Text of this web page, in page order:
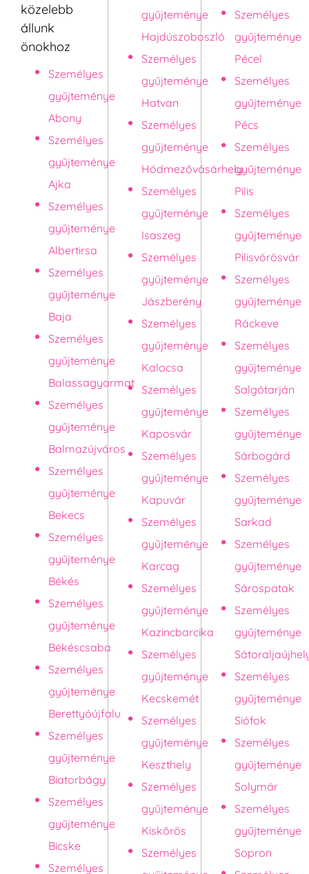
közelebb
állunk
önokhoz
Személyes
gyűjteménye
Abony
Személyes
gyűjteménye
Ajka
Személyes
gyűjteménye
Albertirsa
Személyes
gyűjteménye
Baja
Személyes
gyűjteménye
Balassagyarmat
Személyes
gyűjteménye
Balmazújváros
Személyes
gyűjteménye
Bekecs
Személyes
gyűjteménye
Békés
Személyes
gyűjteménye
Békéscsaba
Személyes
gyűjteménye
Berettyóújfalu
Személyes
gyűjteménye
Biatorbágy
Személyes
gyűjteménye
Bicske
Személyes
gyűjteménye
Hajdúszoboszló
Személyes
gyűjteménye
Hatvan
Személyes
gyűjteménye
Hódmezővásárhely
Személyes
gyűjteménye
Isaszeg
Személyes
gyűjteménye
Jászberény
Személyes
gyűjteménye
Kalocsa
Személyes
gyűjteménye
Kaposvár
Személyes
gyűjteménye
Kapuvár
Személyes
gyűjteménye
Karcag
Személyes
gyűjteménye
Kazincbarcika
Személyes
gyűjteménye
Kecskemét
Személyes
gyűjteménye
Keszthely
Személyes
gyűjteménye
Kiskőrös
Személyes
Személyes
gyűjteménye
Pécel
Személyes
gyűjteménye
Pécs
Személyes
gyűjteménye
Pilis
Személyes
gyűjteménye
Pilisvörösvár
Személyes
gyűjteménye
Ráckeve
Személyes
gyűjteménye
Salgótarján
Személyes
gyűjteménye
Sárbogárd
Személyes
gyűjteménye
Sarkad
Személyes
gyűjteménye
Sárospatak
Személyes
gyűjteménye
Személyes
gyűjteménye
Siófok
Személyes
gyűjteménye
Solymár
Személyes
gyűjteménye
Sopron